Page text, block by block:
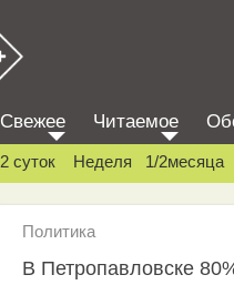
Свежее Читаемое
2 суток Неделя 1/2месяца
Политика
В Петропавловске